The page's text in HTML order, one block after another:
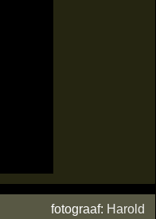
fotograaf: Harold